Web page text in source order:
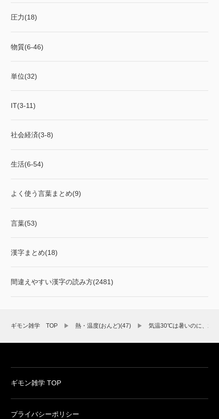
圧力(18)
物質(6-46)
単位(32)
IT(3-11)
社会経済(3-8)
生活(6-54)
よく使う言葉まとめ(9)
言葉(53)
漢字まとめ(18)
間違えやすい漢字の読み方(2481)
ギモン雑学 TOP 熱・温度(おんど)(47) 気温30℃は暑いのに、水
ギモン雑学 TOP
プライバシーポリシー